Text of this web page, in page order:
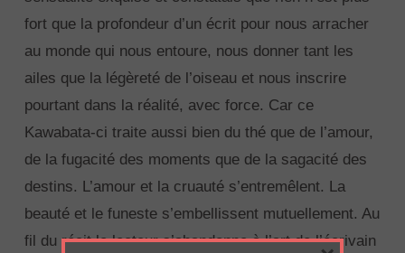
fort que la profondeur d’un écrit pour nous arracher
au monde qui nous entoure, nous donner tant les
ailes que la légèreté de l’oiseau et nous inscrire
pourtant dans la réalité, avec force. Car ce
Kawabata-ci traite aussi bien du thé que de l’amour,
de la fugacité des moments que de la sagacité des
destins. L’amour et la cruauté s’entremêlent. La
beauté et le funeste s’embellissent mutuellement. Au
fil du récit le lecteur s’abandonne à l’art de l’écrivain